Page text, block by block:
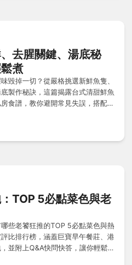
去腥關鍵、湯底秘
煮
毀掉一切？從嚴格挑選新鮮魚隻、
製作秘訣，這篇揭露台式清甜鮮魚
食譜，教你避開常見失誤，搭配創
TOP 5必點菜色與老
些老饕狂推的TOP 5必點菜色與熱
比排行榜，涵蓋巨寶早午餐莊、港
並附上Q&A快問快答，讓你輕鬆